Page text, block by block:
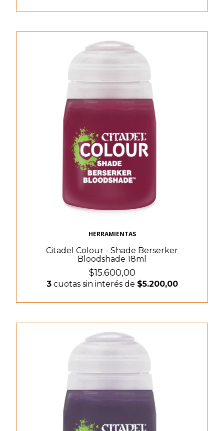
HERRAMIENTAS
Citadel Colour - Shade Berserker
Bloodshade 18ml
$15.600,00
3cuotas sin interés de $5.200,00